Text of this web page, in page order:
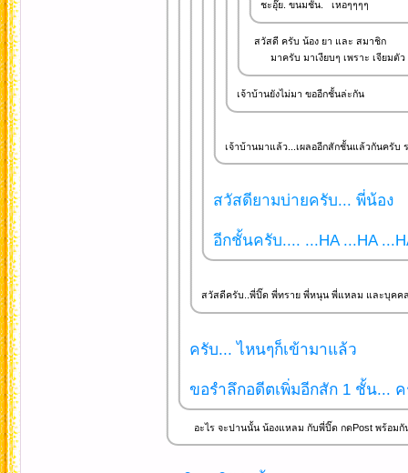
ชะอุ๊ย. ขนมชั้น. เหอๆๆๆๆ
สวัสดี ครับ น้อง ยา และ สมาชิก
มาครับ มาเงียบๆ เพราะ เจียมตัว
เจ้าบ้านยังไม่มา ขออีกชั้นล่ะกัน
เจ้าบ้านมาแล้ว...เผลออีกสักชั้นแล้วกันครั
สวัสดียามบ่ายครับ... พี่น้อง
อีกชั้นครับ.... ...HA ...HA
สวัสดีครับ..พี่ปิ๊ด พี่ทราย พี่หนุน พี่แหลม และบุคค
ครับ... ไหนๆก็เข้ามาแล้ว
ขอรำลึกอดีตเพิ่มอีกสัก 1 ชั้น...
อะไร จะปานนั้น น้องแหลม กับพี่ปิ๊ด กดPost พร้อมกั